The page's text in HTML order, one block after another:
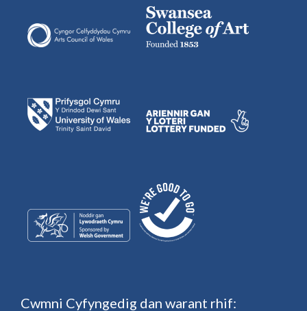
Cwmni Cyfyngedig dan warant rhif: